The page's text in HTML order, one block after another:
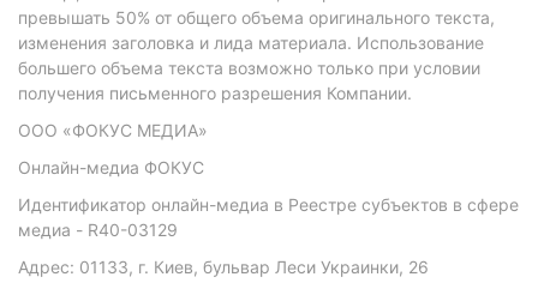
превышать 50% от общего объема оригинального текста,
изменения заголовка и лида материала. Использование
большего объема текста возможно только при условии
получения письменного разрешения Компании.
ООО «ФОКУС МЕДИА»
Онлайн-медиа ФОКУС
Идентификатор онлайн-медиа в Реестре субъектов в сфере
медиа - R40-03129
Адрес: 01133, г. Киев, бульвар Леси Украинки, 26